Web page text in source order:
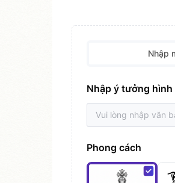
Nhập
Nhập ý tưởng hình
Phong cách